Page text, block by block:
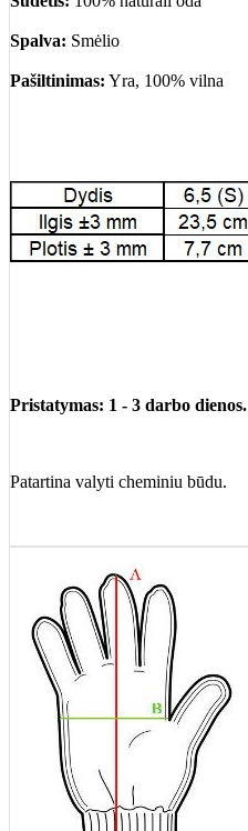
Spalva: Smėlio
Pašiltinimas: Yra, 100% vilna
Pristatymas: 1 - 3 darbo dienos.
Patartina valyti cheminiu būdu.